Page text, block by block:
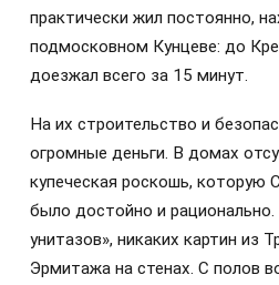
практически жил постоянно,
подмосковном Кунцеве: до
доезжал всего за 15 минут.
На их строительство и
огромные деньги. В домах
купеческая роскошь, которую
было достойно и
унитазов», никаких картин из
Эрмитажа на стенах. С полов